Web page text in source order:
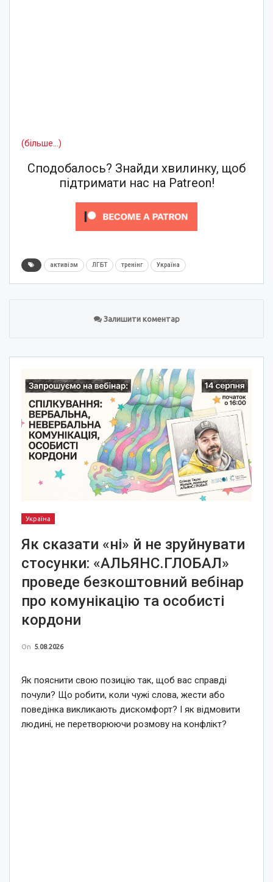
(більше…)
Сподобалось? Знайди хвилинку, щоб
підтримати нас на Patreon!
активізм ЛГБТ тренінг Україна
Залишити коментар
Україна
Як сказати «ні» й не зруйнувати
стосунки: «АЛЬЯНС.ГЛОБАЛ»
проведе безкоштовний вебінар
про комунікацію та особисті
кордони
On 5.08.2026
Як пояснити свою позицію так, щоб вас справді
почули? Що робити, коли чужі слова, жести або
поведінка викликають дискомфорт? І як відмовити
людині, не перетворюючи розмову на конфлікт?